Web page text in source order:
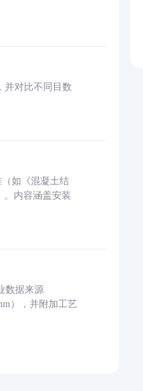
并对比不同目数
如《混凝土结
。内容涵盖安装
数据来源
），并附加工艺